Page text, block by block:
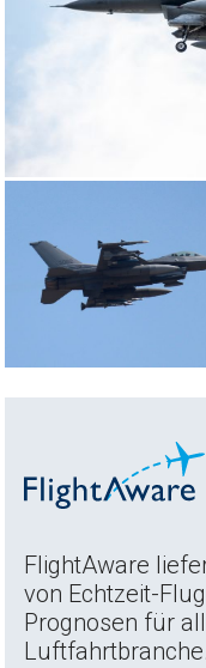
FlightAware
von Echtzeit-
Prognosen für
Luftfahrtbranche.